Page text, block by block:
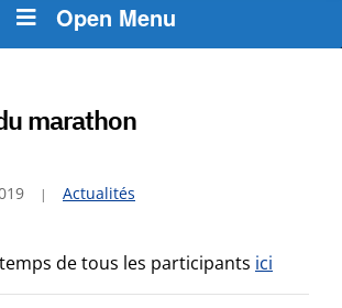
Open Menu
marathon
Actualités
de tous les participants ici